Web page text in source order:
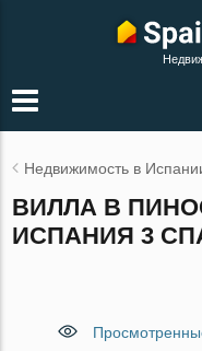
Недвижимость в
ВИЛЛА В
ИСПАНИЯ 3